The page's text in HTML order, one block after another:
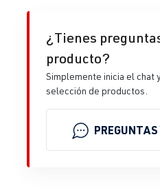
¿Tienes
producto?
Simplemente inicia el chat
selección de productos.